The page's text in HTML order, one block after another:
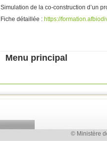
Simulation de la co-construction d’un
Fiche détaillée : https://
Menu principal
© Ministère